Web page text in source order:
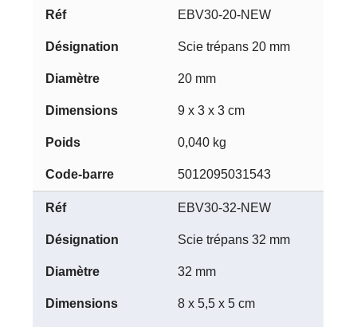
EBV30-20-NEW
Scie trépans 20 mm
20 mm
9 x 3 x 3 cm
0,040 kg
5012095031543
EBV30-32-NEW
Scie trépans 32 mm
32 mm
8 x 5,5 x 5 cm